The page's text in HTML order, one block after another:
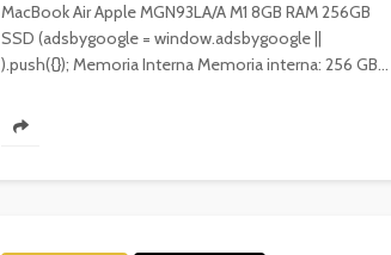
MacBook Air Apple MGN93LA/A M1 8GB RAM 256GB
SSD (adsbygoogle = window.adsbygoogle ||
).push({}); Memoria Interna Memoria interna: 256 GB...